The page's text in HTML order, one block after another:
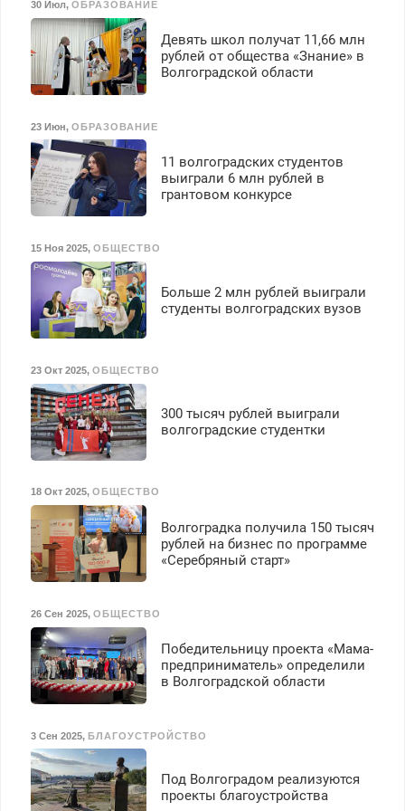
40%. Мастер со стажем.
30 Июл, ОБРАЗОВАНИЕ
Девять школ получат 11,66 млн
рублей от общества «Знание» в
Волгоградской области
23 Июн, ОБРАЗОВАНИЕ
11 волгоградских студентов
выиграли 6 млн рублей в
грантовом конкурсе
15 Ноя 2025, ОБЩЕСТВО
Больше 2 млн рублей выиграли
студенты волгоградских вузов
23 Окт 2025, ОБЩЕСТВО
300 тысяч рублей выиграли
волгоградские студентки
18 Окт 2025, ОБЩЕСТВО
Волгоградка получила 150 тысяч
рублей на бизнес по программе
«Серебряный старт»
26 Сен 2025, ОБЩЕСТВО
Победительницу проекта «Мама-
предприниматель» определили
в Волгоградской области
3 Сен 2025, БЛАГОУСТРОЙСТВО
Под Волгоградом реализуются
проекты благоустройства